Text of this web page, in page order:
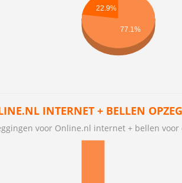
22.9%
77.1%
INTERNET + BELLEN
voor Online.nl internet + bellen